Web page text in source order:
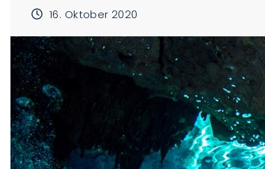
16. Oktober 2020